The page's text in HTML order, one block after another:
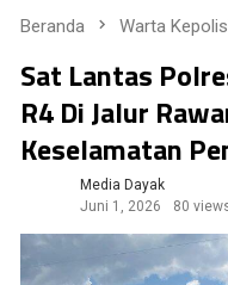
Beranda Warta
Sat Lantas
R4 Di Jalur
Keselamatan
Media Dayak
Juni 1, 2026
80